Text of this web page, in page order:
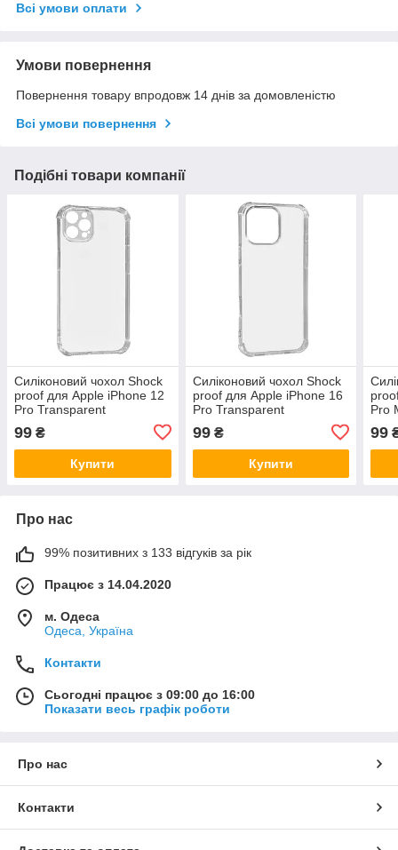
Всі умови оплати
Умови повернення
Повернення товару впродовж 14 днів за домовленістю
Всі умови повернення
Подібні товари компанії
Силіконовий чохол Shock
proof для Apple iPhone 12
Pro Transparent
99 ₴
Купити
Силіконовий чохол Shock
proof для Apple iPhone 16
Pro Transparent
99₴
Купити
Pro
99
Про нас
99% позитивних з 133 відгуків за рік
Працює з 14.04.2020
м. Одеса
Одеса, Україна
Контакти
Сьогодні працює з 09:00 до 16:00
Показати весь графік роботи
Про нас
Контакти